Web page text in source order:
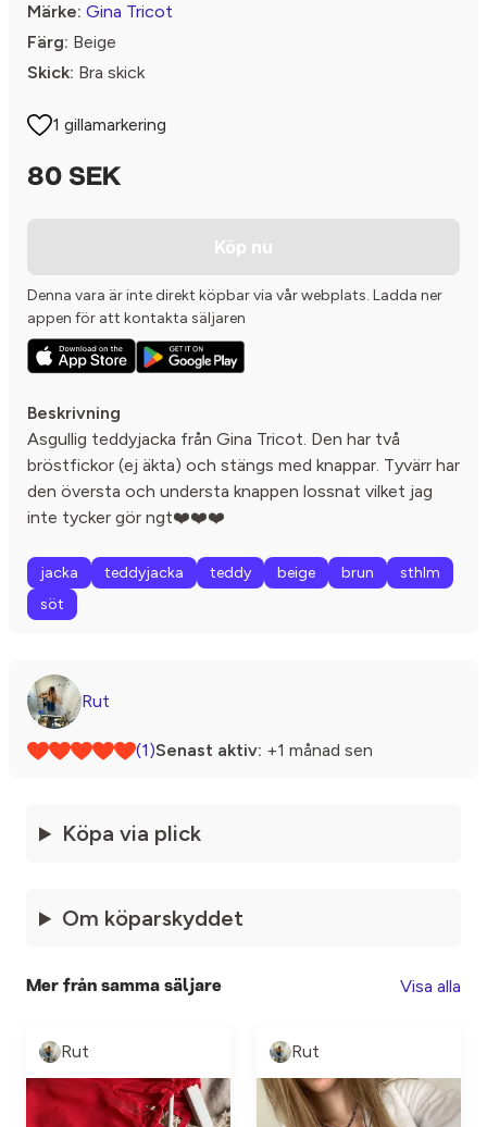
Märke: Gina Tricot
Färg: Beige
Skick: Bra skick
1 gillamarkering
80 SEK
Köp nu
Denna vara är inte direkt köpbar via vår webplats. Ladda ner
appen för att kontakta säljaren
Beskrivning
Asgullig teddyjacka från Gina Tricot. Den har två
bröstfickor (ej äkta) och stängs med knappar. Tyvärr har
den översta och understa knappen lossnat vilket jag
inte tycker gör ngt❤️❤️❤️
jacka teddyjacka teddy beige brun
sthlm
söt
Rut
(1)Senast aktiv: +1 månad sen
Köpa via plick
Om köparskyddet
Mer från samma säljare Visa alla
Rut Rut